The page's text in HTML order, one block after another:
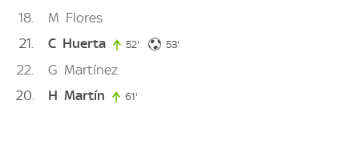
18
M Flores
21
C Huerta 52' 52. minute
53'
22 G Martínez
20
H Martín 61'